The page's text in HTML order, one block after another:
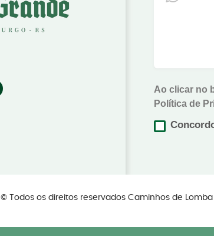
Ao clicar no
Política de
© Todos os direitos reservados Caminhos de Lomba